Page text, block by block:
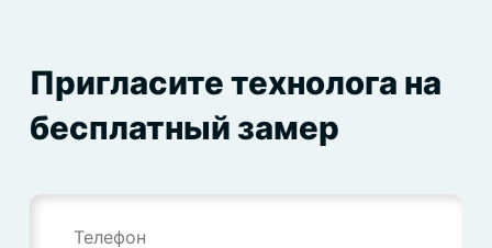
Пригласите технолога на
бесплатный замер